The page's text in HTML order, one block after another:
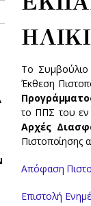
Tο Συμβούλιο
Έκθεση
το ΠΠΣ του εν
Αρχές
Πιστοποίησης
Απόφαση
Επιστολή